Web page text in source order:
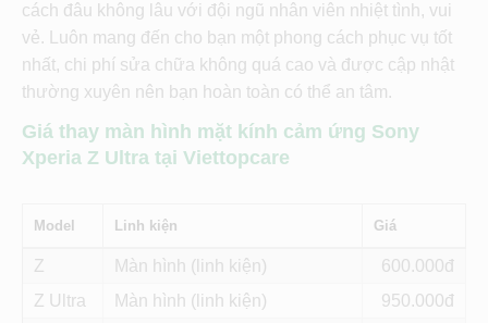
cách đâu không lâu với đội ngũ nhân viên nhiệt tình, vui
vẻ. Luôn mang đến cho bạn một phong cách phục vụ tốt
nhất, chi phí sửa chữa không quá cao và được cập nhật
thường xuyên nên bạn hoàn toàn có thể an tâm.
Giá thay màn hình mặt kính cảm ứng Sony
Xperia Z Ultra tại Viettopcare
Model Linh kiện Giá
Z Màn hình (linh kiện)
600
Z Ultra
Màn hình (linh kiện)
950